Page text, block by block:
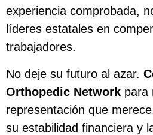
experiencia comprobada,
líderes estatales en
trabajadores.
No deje su futuro al azar.
Orthopedic Network para
representación que
su estabilidad financiera y